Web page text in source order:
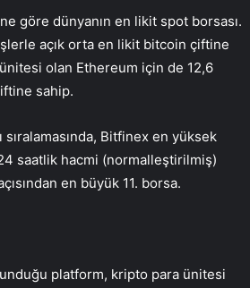
göre dünyanın en likit spot borsası.
açık orta en likit bitcoin çiftine
olan Ethereum için de 12,6
sahip.
Bitfinex en yüksek
saatlik hacmi (normalleştirilmiş)
en büyük 11. borsa.
platform, kripto para ünitesi